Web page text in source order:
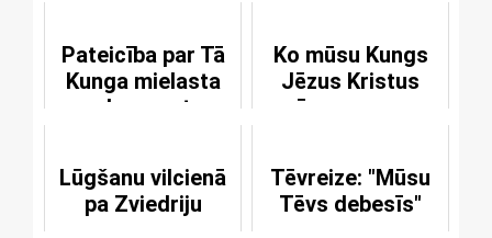
Pateicība par Tā
Kunga mielasta
sakramentu
Ko mūsu Kungs
Jēzus Kristus
māca mums ar
Lūgšanu vilcienā
pa Zviedriju
Tēvreize: "Mūsu
Tēvs debesīs"